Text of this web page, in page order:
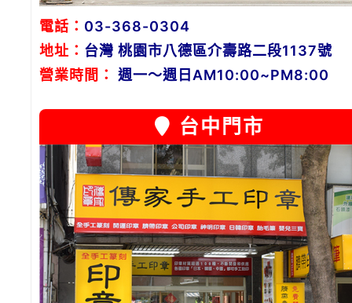
電話： 03-368-0304
地址： 台灣 桃園市八德區介壽路二段1137號
營業時間：
週一～週日AM10:00~PM8:00
台中門市